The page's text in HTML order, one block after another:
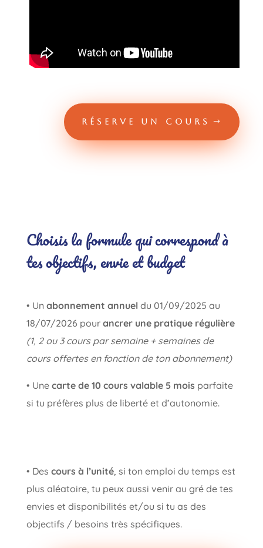
RÉSERVE UN COURS
Choisis la formule qui correspond à
tes objectifs, envie et budget
• Un abonnement annuel du 01/09/2025 au
18/07/2026 pour ancrer une pratique régulière
(1, 2 ou 3 cours par semaine + semaines de
cours offertes en fonction de ton abonnement)
• Une carte de 10 cours valable 5 mois parfaite
si tu préfères plus de liberté et d’autonomie.
• Des cours à l’unité, si ton emploi du temps est
plus aléatoire, tu peux aussi venir au gré de tes
envies et disponibilités et/ou si tu as des
objectifs / besoins très spécifiques.